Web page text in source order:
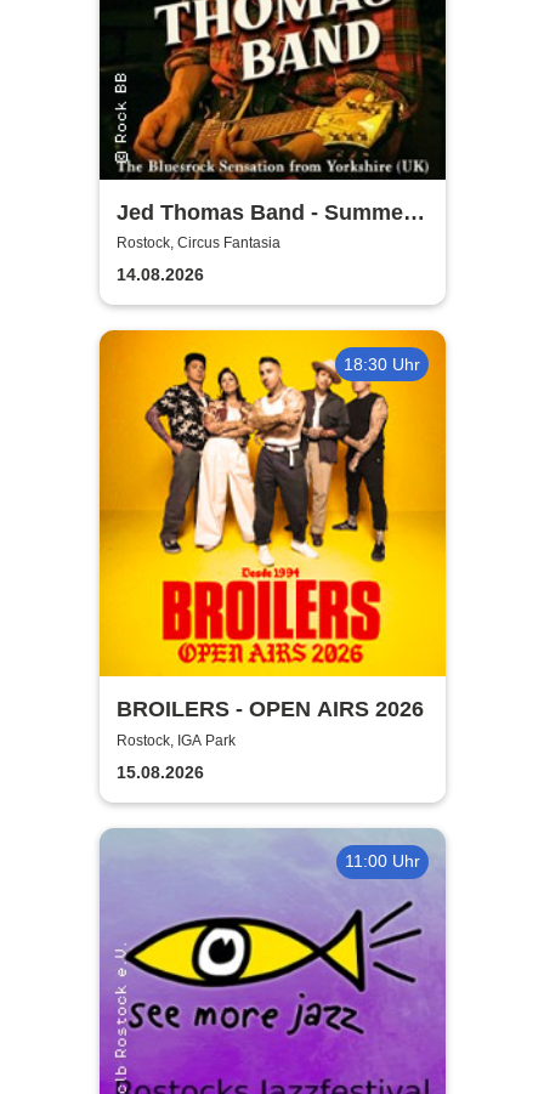
Jed Thomas Band - Summer
Tour 2026
Rostock, Circus Fantasia
14.08.2026
18:30 Uhr
BROILERS - OPEN AIRS 2026
Rostock, IGA Park
15.08.2026
11:00 Uhr